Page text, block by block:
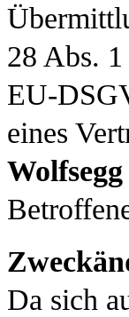
28 Abs.
EU-
eines
Wolfsegg
Da sich